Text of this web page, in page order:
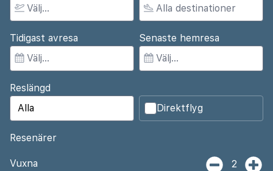
Tidigast avresa Senaste hemresa
Reslängd
Direktflyg
Resenärer
Vuxna 2